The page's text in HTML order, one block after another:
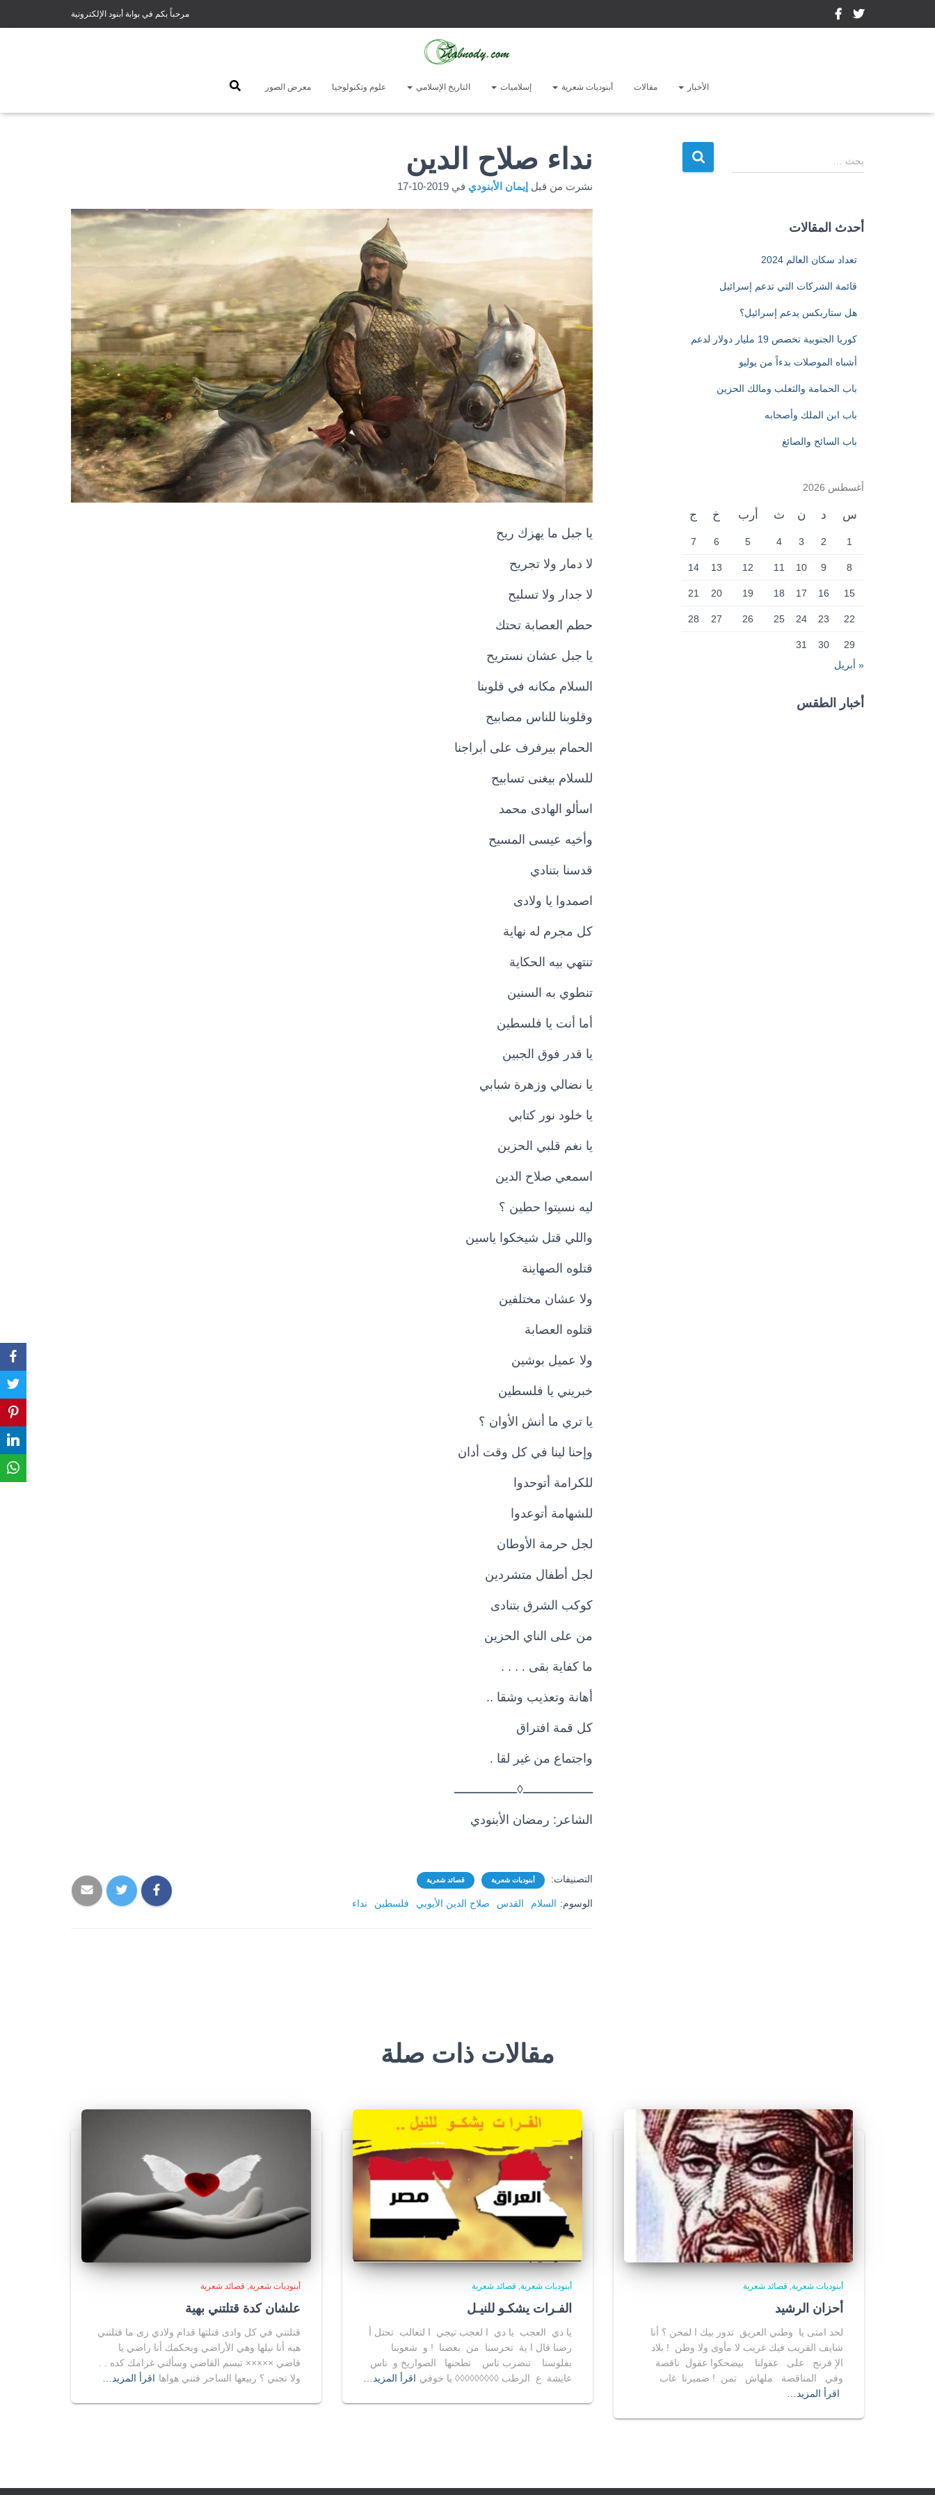
مرحباً بكم في بوابة أبنود الإلكترونية
الأخبار مقالات أبنوديات شعرية إسلاميات التاريخ الإسلامي علوم وتكنولوجيا معرض الصور
ل
ث
ع
بحث …
أحدث المقالات
تعداد سكان العالم 2024
قائمة الشركات التي تدعم إسرائيل
هل ستاربكس يدعم إسرائيل؟
كوريا الجنوبية تخصص 19 مليار دولار لدعم
أشباه الموصلات بدءاً من يوليو
باب الحمامة والثعلب ومالك الحزين
باب ابن الملك وأصحابه
باب السائح والصائغ
أغسطس 2026
س د ن ث أرب خ ج
1
2
3
4
5
6
7
8
9
10
11
12
13
14
15
16
17
18
19
20
21
22
23
24
25
26
27
28
29
30
31
« أبريل
أخبار الطقس
نداء صلاح الدين
نشرت من قبل إيمان الأبنودي في 2019-10-17
يا جبل ما يهزك ريح
لا دمار ولا تجريح
لا جدار ولا تسليح
حطم العصابة تحتك
يا جبل عشان نستريح
السلام مكانه في قلوبنا
وقلوبنا للناس مصابيح
الحمام بيرفرف على أبراجنا
للسلام بيغنى تسابيح
اسألو الهادى محمد
وأخيه عيسى المسيح
قدسنا بتنادي
اصمدوا يا ولادى
كل مجرم له نهاية
تنتهي بيه الحكاية
تنطوي به السنين
أما أنت يا فلسطين
يا قدر فوق الجبين
يا نضالي وزهرة شبابي
يا خلود نور كتابي
يا نغم قلبي الحزين
اسمعي صلاح الدين
ليه نسيتوا حطين ؟
واللي قتل شيخكوا ياسين
قتلوه الصهاينة
ولا عشان مختلفين
قتلوه العصابة
ولا عميل بوشين
خبريني يا فلسطين
يا تري ما أنش الأوان ؟
وإحنا لينا في كل وقت أدان
للكرامة أتوحدوا
للشهامة أتوعدوا
لجل حرمة الأوطان
لجل أطفال متشردين
كوكب الشرق بتنادى
من على الناي الحزين
ما كفاية بقى . . . .
أهانة وتعذيب وشقا ..
كل قمة افتراق
واجتماع من غير لقا .
ــــــــــــــــــــ◊ــــــــــــــــــ
الشاعر: رمضان الأبنودي
التصنيفات: أبنوديات شعرية قصائد شعرية
الوسوم: السلام القدس صلاح الدين الأيوبي فلسطين نداء
مقالات ذات صلة
أبنوديات شعرية قصائد شعرية
أحزان الرشيد
لحد امتى يا وطني العريق تدور بيك ا لمحن ؟ أنا
شايف القريب فيك غريب لا مأوى ولا وطن ! بلاد
الإ فرنج على عقولنا بيضحكوا عقول ناقصة
وفي المناقصة ملهاش تمن ! ضميرنا غاب
اقرأ المزيد…
أبنوديات شعرية قصائد شعرية
الفـرات يشكـو للنيـل
يا دي العجب يا دي ا لعجب تيجي ا لتعالب تحتل أ
رضنا قال ا ية تحرسنا من بعضنا ! و شعوبنا
بفلوسنا تنضرب ناس تطحنها الصواريخ و ناس
عايشة ع الرطب ◊◊◊◊◊◊◊◊◊ يا خوفي اقرأ المزيد…
أبنوديات شعرية قصائد شعرية
علشان كدة قتلتني بهية
قتلتني في كل وادى قتلتها قدام ولادي زى ما قتلتني
هيه أنا نيلها وهي الأراضي وبحكمك أنا راضي يا
قاضي ××××× تبسم القاضي وسألني غرامك كده . .
ولا تجني ؟ ربيعها الساحر فتني هواها اقرأ المزيد…